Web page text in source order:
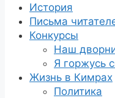
История
Письма
Конкурсы
Наш
Я горжусь
Жизнь в Кимрах
Политика